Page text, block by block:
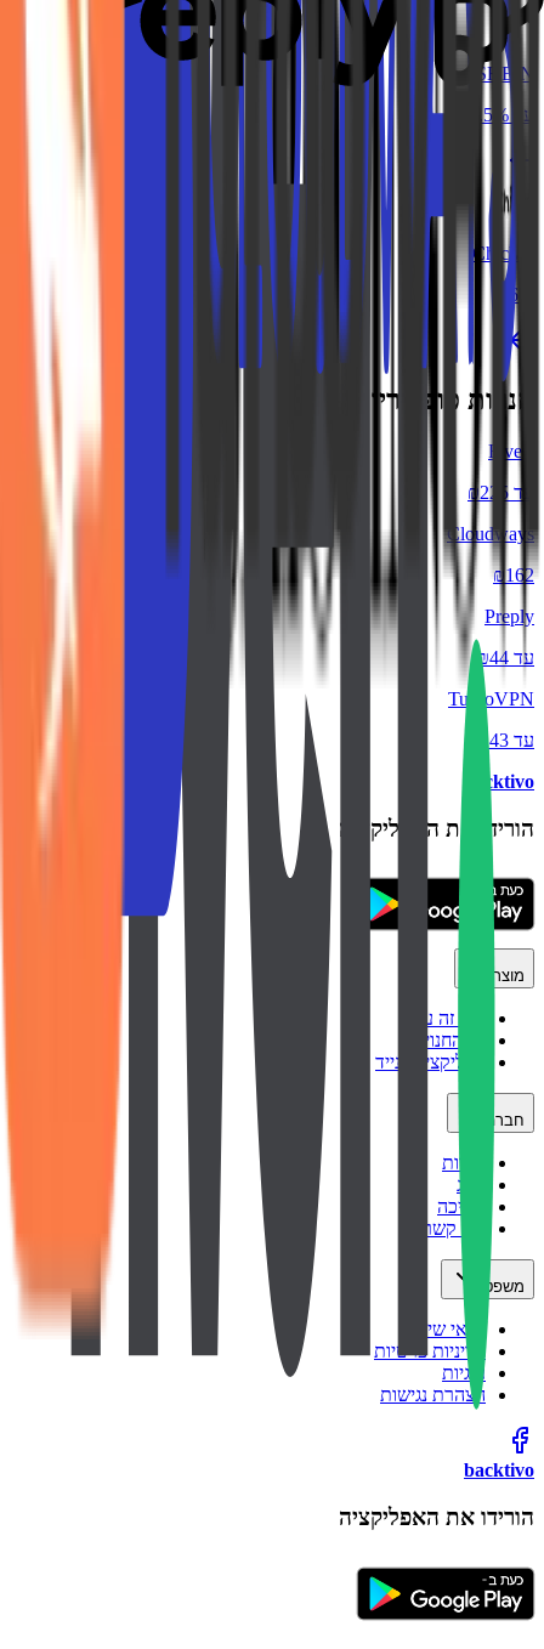
SHEIN
עד 7.5%
ChicMe
6%
חנויות פופולריות
Fiverr
עד ₪225
Cloudways
₪162
Preply
עד ₪44
TurboVPN
עד ₪43
backtivo
הורידו את האפליקציה
מוצר
איך זה עובד
כל החנויות
אפליקציה לנייד
חברה
אודות
בלוג
תמיכה
צור קשר
משפטי
תנאי שימוש
מדיניות פרטיות
עוגיות
הצהרת נגישות
backtivo
הורידו את האפליקציה